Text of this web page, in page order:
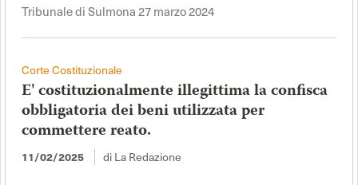
Tribunale di Sulmona 27 marzo 2024
Corte Costituzionale
E' costituzionalmente illegittima la confisca
obbligatoria dei beni utilizzata per
commettere reato.
11/02/2025 di La Redazione